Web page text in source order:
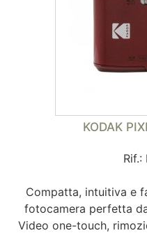
KODAK
Rif.:
Compatta, intuitiva e
fotocamera perfetta
Video one-touch,